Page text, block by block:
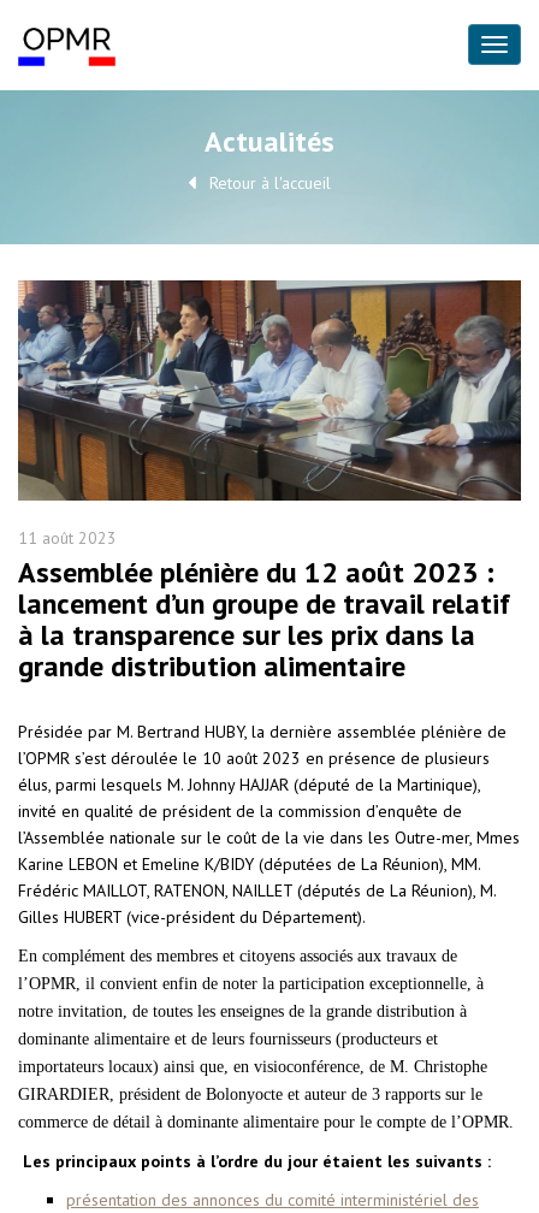
Actualités
Retour à l'accueil
11 août 2023
Assemblée plénière du 12 août 2023 :
lancement d’un groupe de travail relatif
à la transparence sur les prix dans la
grande distribution alimentaire
Présidée par M. Bertrand HUBY, la dernière assemblée plénière de
l’OPMR s’est déroulée le 10 août 2023 en présence de plusieurs
élus, parmi lesquels M. Johnny HAJJAR (député de la Martinique),
invité en qualité de président de la commission d’enquête de
l’Assemblée nationale sur le coût de la vie dans les Outre-mer, Mmes
Karine LEBON et Emeline K/BIDY (députées de La Réunion), MM.
Frédéric MAILLOT, RATENON, NAILLET (députés de La Réunion), M.
Gilles HUBERT (vice-président du Département).
En complément des membres et citoyens associés aux travaux de
l’OPMR, il convient enfin de noter la participation exceptionnelle, à
notre invitation, de toutes les enseignes de la grande distribution à
dominante alimentaire et de leurs fournisseurs (producteurs et
importateurs locaux) ainsi que, en visioconférence, de M. Christophe
GIRARDIER, président de Bolonyocte et auteur de 3 rapports sur le
commerce de détail à dominante alimentaire pour le compte de l’OPMR.
Les principaux points à l’ordre du jour étaient les suivants :
présentation des annonces du comité interministériel des